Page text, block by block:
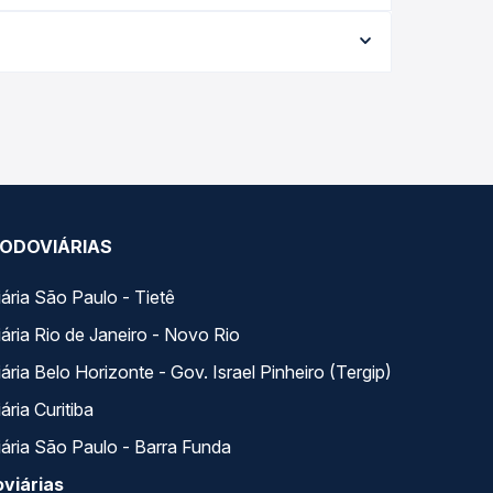
garante a melhor oferta para o seu roteiro.
São Paulo - Tietê
Rio de Janeiro - Novo Rio
Belo Horizonte - Gov. Israel Pinheiro (Tergip)
Curitiba
São Paulo - Barra Funda